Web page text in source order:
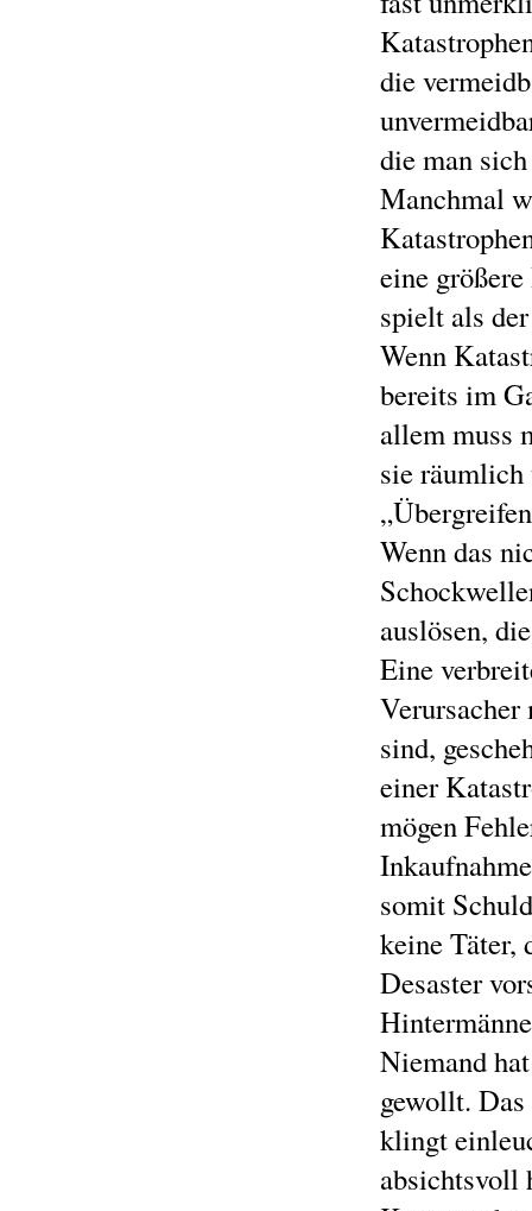
die
die man
Manchmal
eine
spielt als
Wenn
bereits im
allem muss
sie räumlich
Wenn das
auslösen,
Eine
sind,
einer
mögen
somit
keine Täter,
Desaster
Niemand
gewollt. Das
klingt
absichtsvoll